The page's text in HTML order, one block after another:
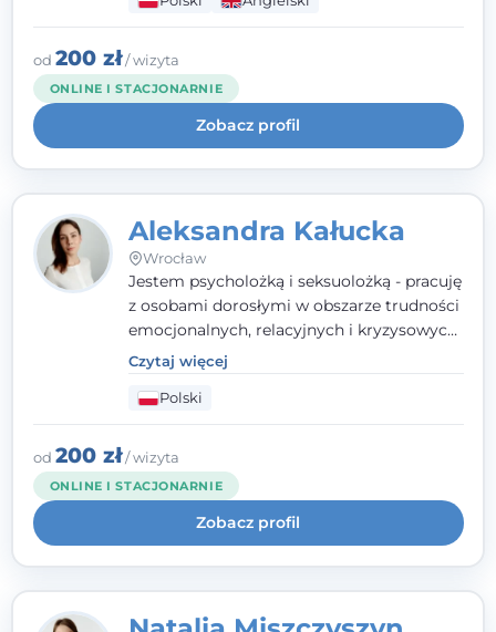
wypalenia zawodowego. Pracuję w języku
polskim i angielskim, w podejściu
humanistycznym, opartym na
partnerstwie i podmiotowości klienta.
od 200 zł/ wizyta
ONLINE I STACJONARNIE
Zobacz profil
Aleksandra Kałucka
Wrocław
Jestem psycholożką i seksuolożką - pracuję
z osobami dorosłymi w obszarze trudności
emocjonalnych, relacyjnych i kryzysowych,
w tym z osobami po doświadczeniach
przemocy. Ukończyłam psychologię
kliniczną oraz studia podyplomowe z
interwencji kryzysowej i seksuologii
klinicznej na SWPS we Wrocławiu. W pracy
kieruję się empatią, etyką zawodową i
uważnością na potrzeby klienta.
Czytaj więcej
Polski
od 200 zł/ wizyta
ONLINE I STACJONARNIE
Zobacz profil